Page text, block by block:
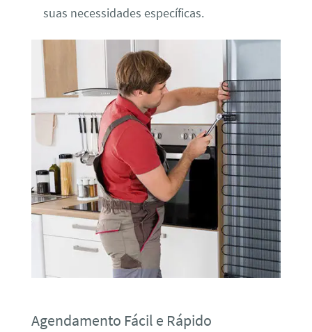
suas necessidades específicas.
Agendamento Fácil e Rápido